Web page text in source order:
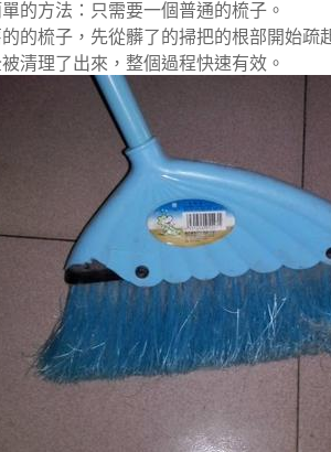
的方法：只需要一個普通的梳子。
的梳子，先從髒了的掃把的根部開始
清理了出來，整個過程快速有效。